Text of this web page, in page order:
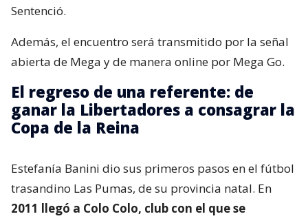
Sentenció.
Además, el encuentro será transmitido por la señal
abierta de Mega y de manera online por Mega Go.
El regreso de una referente: de
ganar la Libertadores a consagrar la
Copa de la Reina
Estefanía Banini dio sus primeros pasos en el fútbol
trasandino Las Pumas, de su provincia natal. En
2011 llegó a Colo Colo, club con el que se